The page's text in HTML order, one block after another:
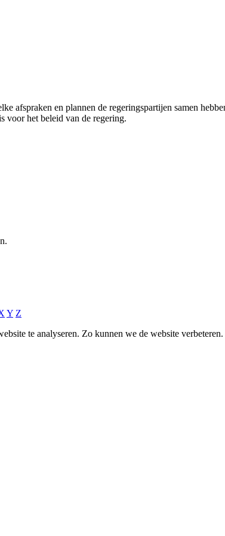
afspraken en plannen de regeringspartijen samen
voor het beleid van de regering.
Y Z
te analyseren. Zo kunnen we de website verbeteren.